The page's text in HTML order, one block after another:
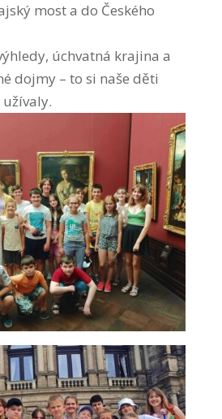
most a do Českého
úchvatná krajina a
dojmy – to si naše děti